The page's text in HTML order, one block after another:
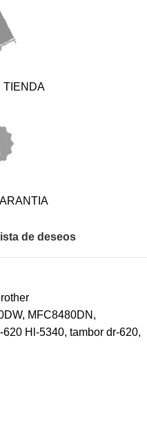
TIENDA
de deseos
, MFC8480DN ,
620 Hl-5340, tambor dr-620,